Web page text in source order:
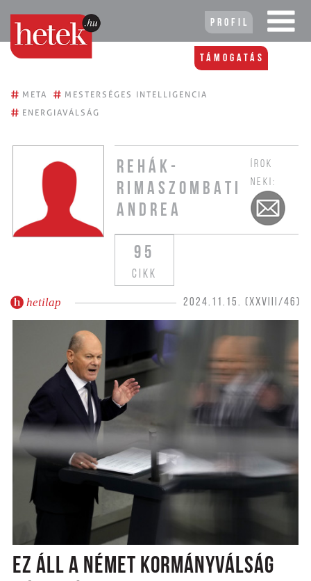
Profil
Támogatás
# META # MESTERSÉGES INTELLIGENCIA
# ENERGIAVÁLSÁG
REHÁK-
RIMASZOMBATI
ANDREA
ÍROK
NEKI:
95
CIKK
hetilap 2024.11.15. (XXVIII/46)
EZ ÁLL A NÉMET KORMÁNYVÁLSÁG